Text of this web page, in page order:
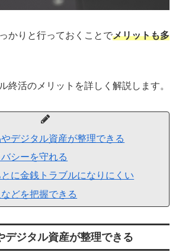
かりと行っておくことでメリットも多
終活のメリットを詳しく解説します。
デジタル資産が整理できる
シーを守れる
に金銭トラブルになりにくい
どを把握できる
デジタル資産が整理できる